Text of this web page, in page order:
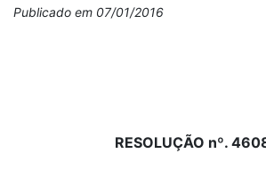
Publicado em 07/01/2016
RESOLUÇÃO nº.